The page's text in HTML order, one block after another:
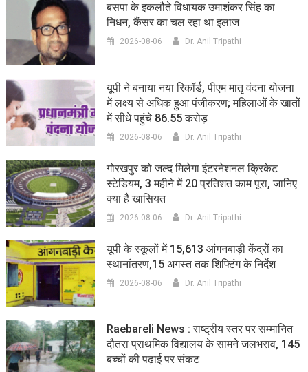
बसपा के इकलौते विधायक उमाशंकर सिंह का
निधन, कैंसर का चल रहा था इलाज
2026-08-06 Dr. Anil Tripathi
यूपी ने बनाया नया रिकॉर्ड, पीएम मातृ वंदना योजना
में लक्ष्य से अधिक हुआ पंजीकरण; महिलाओं के खातों
में सीधे पहुंचे 86.55 करोड़
2026-08-06 Dr. Anil Tripathi
गोरखपुर को जल्द मिलेगा इंटरनेशनल क्रिकेट
स्टेडियम, 3 महीने में 20 प्रतिशत काम पूरा, जानिए
क्या है खासियत
2026-08-06 Dr. Anil Tripathi
यूपी के स्कूलों में 15,613 आंगनबाड़ी केंद्रों का
स्थानांतरण,15 अगस्त तक शिफ्टिंग के निर्देश
2026-08-06 Dr. Anil Tripathi
Raebareli News : राष्ट्रीय स्तर पर सम्मानित
दौतरा प्राथमिक विद्यालय के सामने जलभराव, 145
बच्चों की पढ़ाई पर संकट